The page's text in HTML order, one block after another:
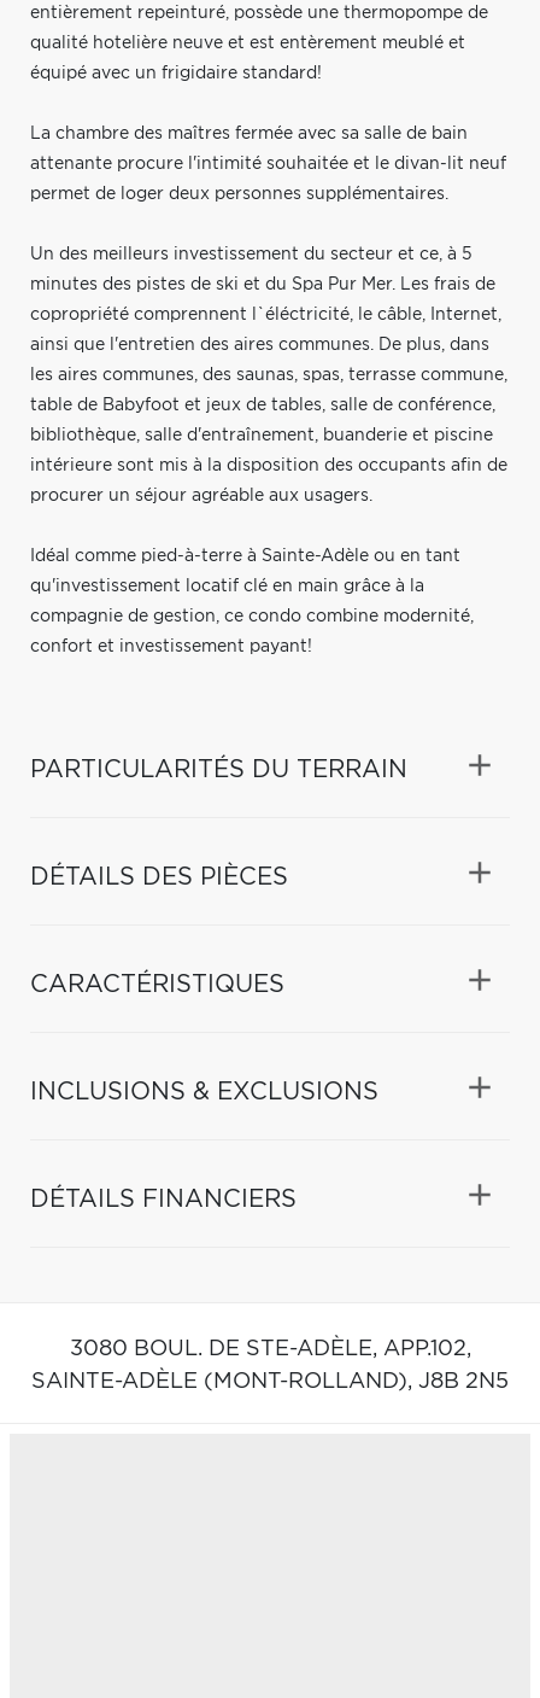
entièrement repeinturé, possède une thermopompe de
qualité hotelière neuve et est entèrement meublé et
équipé avec un frigidaire standard!
La chambre des maîtres fermée avec sa salle de bain
attenante procure l'intimité souhaitée et le divan-lit neuf
permet de loger deux personnes supplémentaires.
Un des meilleurs investissement du secteur et ce, à 5
minutes des pistes de ski et du Spa Pur Mer. Les frais de
copropriété comprennent l`éléctricité, le câble, Internet,
ainsi que l'entretien des aires communes. De plus, dans
les aires communes, des saunas, spas, terrasse commune,
table de Babyfoot et jeux de tables, salle de conférence,
bibliothèque, salle d'entraînement, buanderie et piscine
intérieure sont mis à la disposition des occupants afin de
procurer un séjour agréable aux usagers.
Idéal comme pied-à-terre à Sainte-Adèle ou en tant
qu'investissement locatif clé en main grâce à la
compagnie de gestion, ce condo combine modernité,
confort et investissement payant!
PARTICULARITÉS DU TERRAIN
DÉTAILS DES PIÈCES
CARACTÉRISTIQUES
INCLUSIONS & EXCLUSIONS
DÉTAILS FINANCIERS
3080 BOUL. DE STE-ADÈLE, APP.102,
SAINTE-ADÈLE (MONT-ROLLAND), J8B 2N5